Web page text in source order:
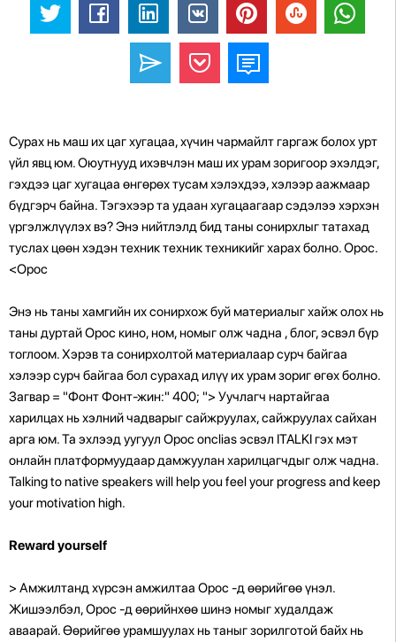
Сурах нь маш их цаг хугацаа, хүчин чармайлт гаргаж болох урт
үйл явц юм. Оюутнууд ихэвчлэн маш их урам зоригоор эхэлдэг,
гэхдээ цаг хугацаа өнгөрөх тусам хэлэхдээ, хэлээр аажмаар
бүдгэрч байна. Тэгэхээр та удаан хугацаагаар сэдэлээ хэрхэн
үргэлжлүүлэх вэ? Энэ нийтлэлд бид таны сонирхлыг татахад
туслах цөөн хэдэн техник техник техникийг харах болно. Орос.
<Орос
Энэ нь таны хамгийн их сонирхож буй материалыг хайж олох нь
таны дуртай Орос кино, ном, номыг олж чадна , блог, эсвэл бүр
тоглоом. Хэрэв та сонирхолтой материалаар сурч байгаа
хэлээр сурч байгаа бол сурахад илүү их урам зориг өгөх болно.
Загвар = "Фонт Фонт-жин:" 400; "> Уучлагч нартайгаа
харилцах нь хэлний чадварыг сайжруулах, сайжруулах сайхан
арга юм. Та эхлээд уугуул Орос onclias эсвэл ITALKI гэх мэт
онлайн платформуудаар дамжуулан харилцагчдыг олж чадна.
Talking to native speakers will help you feel your progress and keep
your motivation high.
Reward yourself
> Амжилтанд хүрсэн амжилтаа Орос -д өөрийгөө үнэл.
Жишээлбэл, Орос -д өөрийнхөө шинэ номыг худалдаж
аваарай. Өөрийгөө урамшуулах нь таныг зорилготой байх нь